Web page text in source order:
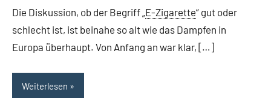
Die Diskussion, ob der Begriff „ E-Zigarette“ gut oder
schlecht ist, ist beinahe so alt wie das Dampfen in
Europa überhaupt. Von Anfang an war klar, […]
Weiterlesen